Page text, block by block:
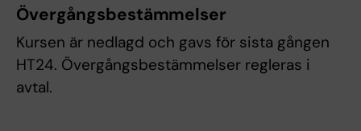
Övergångsbestämmelser
Kursen är nedlagd och gavs för sista gången
HT24. Övergångsbestämmelser regleras i
avtal.